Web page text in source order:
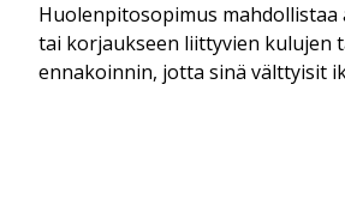
Huolenpitosopimus
tai korjaukseen liittyvien kulujen
ennakoinnin, jotta sinä välttyisit